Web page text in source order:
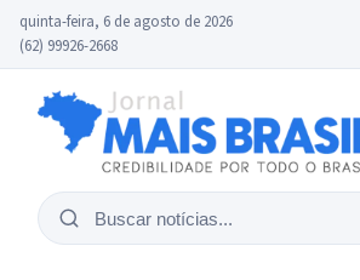
quinta-feira, 6 de agosto de 2026
(62) 99926-2668
Buscar